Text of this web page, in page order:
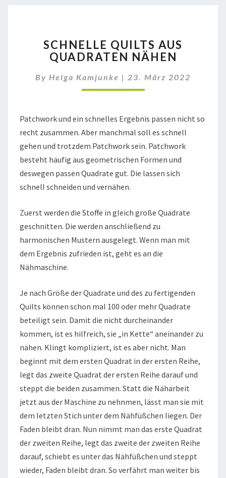
QUILTS
AUS
NÄHEN
SCHNELLE QUILTS AUS
QUADRATEN NÄHEN
By Helga Kamjunke | 23. März 2022
Patchwork und ein schnelles Ergebnis passen nicht so
recht zusammen. Aber manchmal soll es schnell
gehen und trotzdem Patchwork sein. Patchwork
besteht häufig aus geometrischen Formen und
deswegen passen Quadrate gut. Die lassen sich
schnell schneiden und vernähen.
Zuerst werden die Stoffe in gleich große Quadrate
geschnitten. Die werden anschließend zu
harmonischen Mustern ausgelegt. Wenn man mit
dem Ergebnis zufrieden ist, geht es an die
Nähmaschine.
Je nach Größe der Quadrate und des zu fertigenden
Quilts können schon mal 100 oder mehr Quadrate
beteiligt sein. Damit die nicht durcheinander
kommen, ist es hilfreich, sie „in Kette“ aneinander zu
nähen. Klingt kompliziert, ist es aber nicht. Man
beginnt mit dem ersten Quadrat in der ersten Reihe,
legt das zweite Quadrat der ersten Reihe darauf und
steppt die beiden zusammen. Statt die Näharbeit
jetzt aus der Maschine zu nehnmen, lässt man sie mit
dem letzten Stich unter dem Nähfüßchen liegen. Der
Faden bleibt dran. Nun nimmt man das erste Quadrat
der zweiten Reihe, legt das zweite der zweiten Reihe
darauf, schiebt es unter das Nähfüßchen und steppt
wieder, Faden bleibt dran. So verfährt man weiter bis